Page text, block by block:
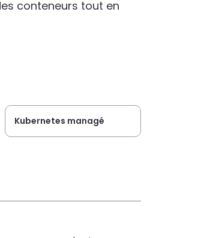
conteneurs tout en
Kubernetes managé